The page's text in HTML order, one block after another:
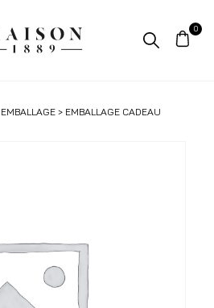
EMBALLAGE > EMBALLAGE CADEAU